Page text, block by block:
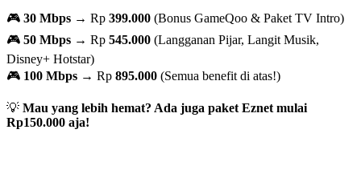
🎮 30 Mbps → Rp 399.000 (Bonus GameQoo & Paket TV Intro)
🎮 50 Mbps → Rp 545.000 (Langganan Pijar, Langit Musik,
Disney+ Hotstar)
🎮 100 Mbps → Rp 895.000 (Semua benefit di atas!)
💡 Mau yang lebih hemat? Ada juga paket Eznet mulai
Rp150.000 aja!